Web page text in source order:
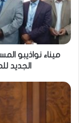
ميناء نواذيبو
الجديد